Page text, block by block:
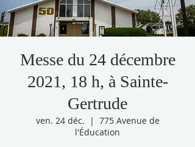
Messe du 24 décembre
2021, 18 h, à Sainte-
Gertrude
ven. 24 déc.
  |
775 Avenue de
l'Éducation